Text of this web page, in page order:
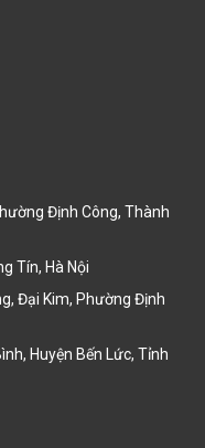
Định Công, Thành
Tín, Hà Nội
Đại Kim, Phường Định
Huyện Bến Lức, Tỉnh